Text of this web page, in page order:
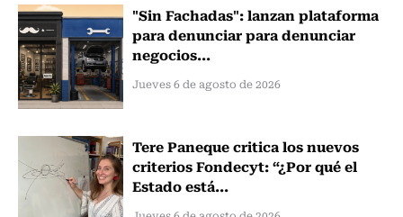
"Sin Fachadas": lanzan plataforma
para denunciar para denunciar
negocios...
Jueves 6 de agosto de 2026
Tere Paneque critica los nuevos
criterios Fondecyt: “¿Por qué el
Estado está...